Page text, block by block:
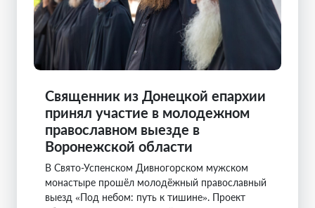
Священник из Донецкой епархии
принял участие в молодежном
православном выезде в
Воронежской области
В Свято-Успенском Дивногорском мужском
монастыре прошёл молодёжный православный
выезд «Под небом: путь к тишине». Проект